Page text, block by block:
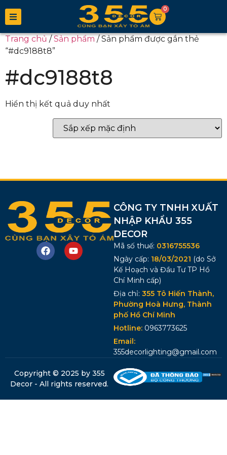
0
Trang chủ/Sản phẩm/ Sản phẩm được gắn thẻ
“#dc9188t8”
#dc9188t8
Hiển thị kết quả duy nhất
CÔNG TY TNHH XUẤT
NHẬP KHẨU 355
DECOR
Mã số thuế: 0316755536
Ngày cấp: 18/03/2021 (do Sở
Kế Hoạch và Đầu Tư TP Hồ
Chí Minh cấp)
Địa chỉ: 355 Tô Hiến Thành,
Phường Hoà Hưng, Thành
phố Hồ Chí Minh
Hotline: 0963773625
Email:
355decorlighting@gmail.com
Copyright © 2025 by 355
Decor - All rights reserved.